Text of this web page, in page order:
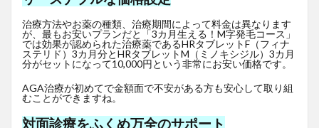
治療方法やお薬の種類、治療期間によって料金は異なります
が、最もお安いプランだと「3カ月生える！M字発毛コース」
では効果が認められた治療薬であるHRタブレットF （フィナ
ステリド）3カ月分とHRタブレットM（ミノキシジル）3カ月
分がセットになって10,000円という非常にお安い価格です。
AGA治療が初めてで金額面で不安がある方も安心して取り組
むことができますね。
対面診療をふくめ万全のサポート